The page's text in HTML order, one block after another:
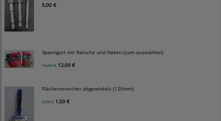
5,00 €
Spanngurt mit Ratsche und Haken (zum auswählen)
15,00 € 12,00 €
Flächenstreicher abgewinkelt (120mm)
5,00 € 1,50 €